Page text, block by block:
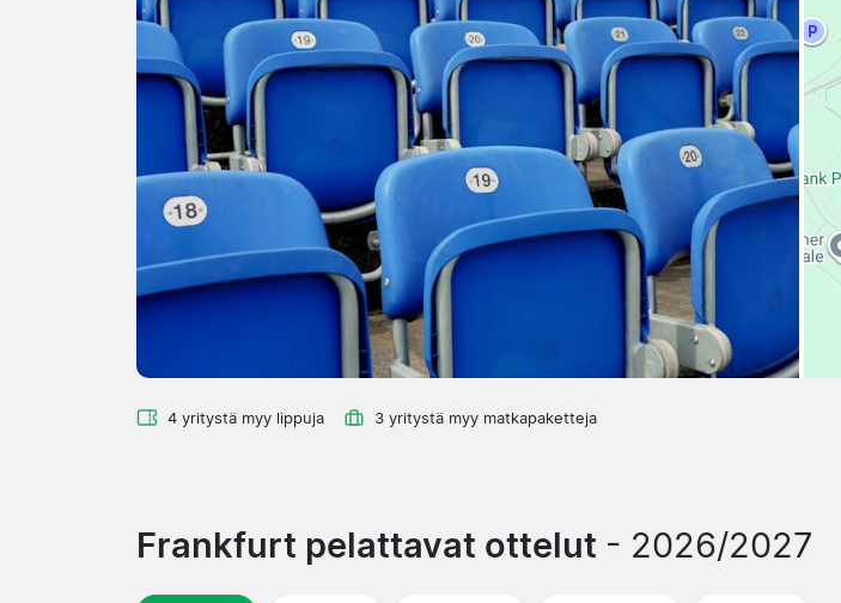
4 yritystä myy lippuja 3 yritystä myy matkapaketteja
Frankfurt pelattavat ottelut - 2026/2027